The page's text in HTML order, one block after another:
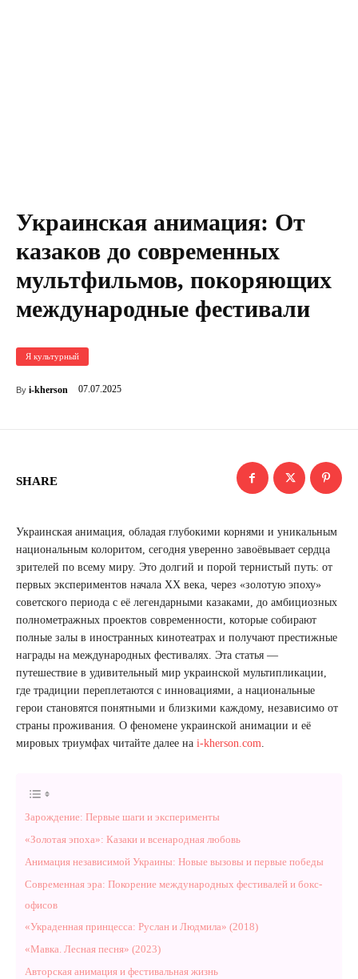
Украинская анимация: От
казаков до современных
мультфильмов, покоряющих
международные фестивали
Я культурный
By i-kherson 07.07.2025
SHARE
Украинская анимация, обладая глубокими корнями и уникальным
национальным колоритом, сегодня уверенно завоёвывает сердца
зрителей по всему миру. Это долгий и порой тернистый путь: от
первых экспериментов начала XX века, через «золотую эпоху»
советского периода с её легендарными казаками, до амбициозных
полнометражных проектов современности, которые собирают
полные залы в иностранных кинотеатрах и получают престижные
награды на международных фестивалях. Эта статья —
путешествие в удивительный мир украинской мультипликации,
где традиции переплетаются с инновациями, а национальные
герои становятся понятными и близкими каждому, независимо от
страны проживания. О феномене украинской анимации и её
мировых триумфах читайте далее на i-kherson.com.
Зарождение: Первые шаги и эксперименты
«Золотая эпоха»: Казаки и всенародная любовь
Анимация независимой Украины: Новые вызовы и первые победы
Современная эра: Покорение международных фестивалей и бокс-
офисов
«Украденная принцесса: Руслан и Людмила» (2018)
«Мавка. Лесная песня» (2023)
Авторская анимация и фестивальная жизнь